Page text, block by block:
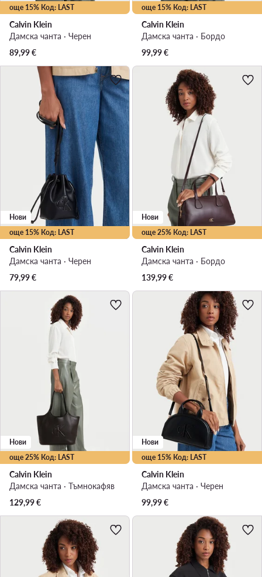
още 15% Код: LAST
Calvin Klein
Дамска чанта · Черен
89,99€
още 15% Код: LAST
Calvin Klein
Дамска чанта · Бордо
99,99€
още 15% Код: LAST
Нови
Calvin Klein
Дамска чанта · Черен
79,99€
още 25% Код: LAST
Нови
Calvin Klein
Дамска чанта · Бордо
139,99€
още 25% Код: LAST
Нови
Calvin Klein
Дамска чанта · Тъмнокафяв
129,99€
още 15% Код: LAST
Нови
Calvin Klein
Дамска чанта · Черен
99,99€